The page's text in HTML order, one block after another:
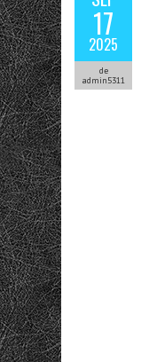
17
2025
de
admin5311